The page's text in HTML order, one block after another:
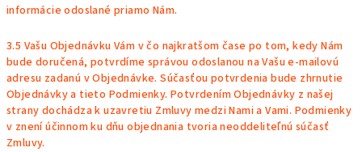
informácie odoslané priamo Nám.
3.5 Vašu Objednávku Vám v čo najkratšom čase po tom, kedy Nám
bude doručená, potvrdíme správou odoslanou na Vašu e-mailovú
adresu zadanú v Objednávke. Súčasťou potvrdenia bude zhrnutie
Objednávky a tieto Podmienky. Potvrdením Objednávky z našej
strany dochádza k uzavretiu Zmluvy medzi Nami a Vami. Podmienky
v znení účinnom ku dňu objednania tvoria neoddeliteľnú súčasť
Zmluvy.